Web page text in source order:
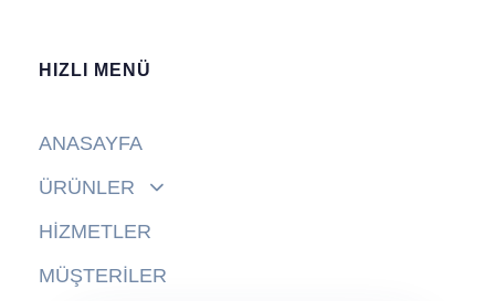
HIZLI MENÜ
ANASAYFA
ÜRÜNLER
HİZMETLER
MÜŞTERİLER